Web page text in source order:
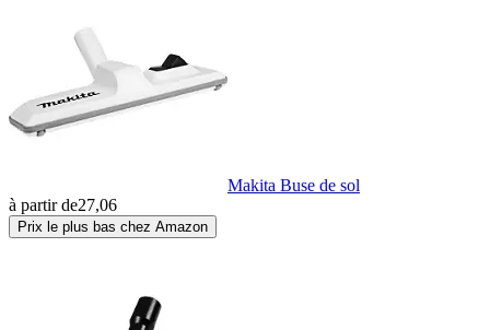
Makita Buse de sol
à partir de27,06
Prix le plus bas chez Amazon